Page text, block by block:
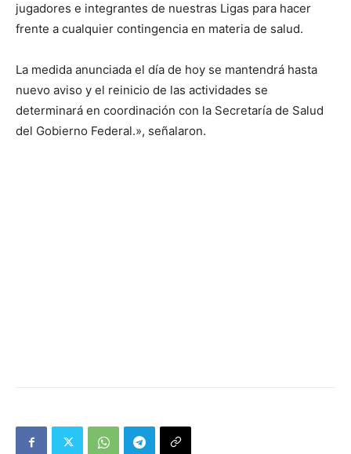
jugadores e integrantes de nuestras Ligas para hacer
frente a cualquier contingencia en materia de salud.
La medida anunciada el día de hoy se mantendrá hasta
nuevo aviso y el reinicio de las actividades se
determinará en coordinación con la Secretaría de Salud
del Gobierno Federal.», señalaron.